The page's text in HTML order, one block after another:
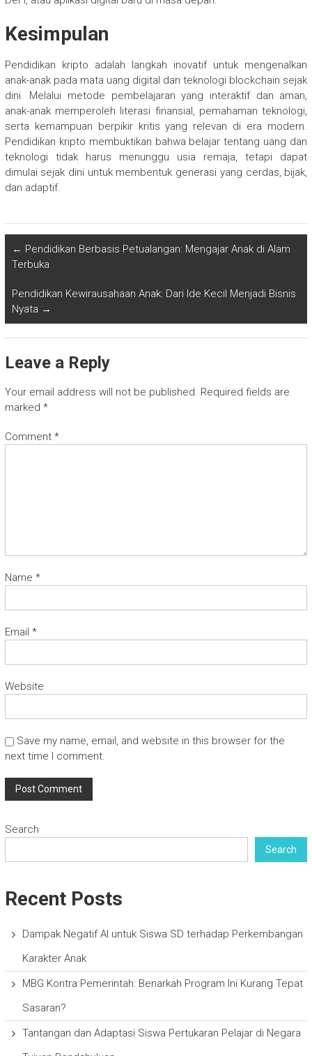
Kesimpulan
Pendidikan kripto adalah langkah inovatif untuk mengenalkan
anak-anak pada mata uang digital dan teknologi blockchain sejak
dini. Melalui metode pembelajaran yang interaktif dan aman,
anak-anak memperoleh literasi finansial, pemahaman teknologi,
serta kemampuan berpikir kritis yang relevan di era modern.
Pendidikan kripto membuktikan bahwa belajar tentang uang dan
teknologi tidak harus menunggu usia remaja, tetapi dapat
dimulai sejak dini untuk membentuk generasi yang cerdas, bijak,
dan adaptif.
← Pendidikan Berbasis Petualangan: Mengajar Anak di Alam
Terbuka
Pendidikan Kewirausahaan Anak: Dari Ide Kecil Menjadi Bisnis
Nyata →
Leave a Reply
Your email address will not be published. Required fields are
marked *
Comment *
Name *
Email *
Website
Save my name, email, and website in this browser for the
next time I comment.
Search
Search
Recent Posts
Dampak Negatif AI untuk Siswa SD terhadap Perkembangan
Karakter Anak
MBG Kontra Pemerintah: Benarkah Program Ini Kurang Tepat
Sasaran?
Tantangan dan Adaptasi Siswa Pertukaran Pelajar di Negara